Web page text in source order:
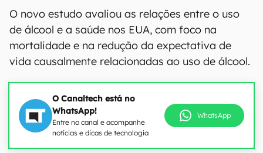
O novo estudo avaliou as relações entre o uso
de álcool e a saúde nos EUA, com foco na
mortalidade e na redução da expectativa de
vida causalmente relacionadas ao uso de álcool.
O Canaltech está no
WhatsApp!
Entre no canal e acompanhe
notícias e dicas de tecnologia
WhatsApp